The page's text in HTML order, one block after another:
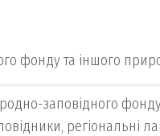
фонду та іншого
заповідного
регіональні